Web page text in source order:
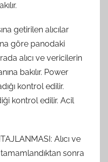
getirilen alıcılar
göre panodaki
alıcı ve vericilerin
bakılır. Power
kontrol edilir.
kontrol edilir. Acil
Alıcı ve
sonra